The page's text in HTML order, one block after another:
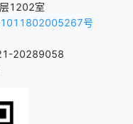
1202室
号
20289058